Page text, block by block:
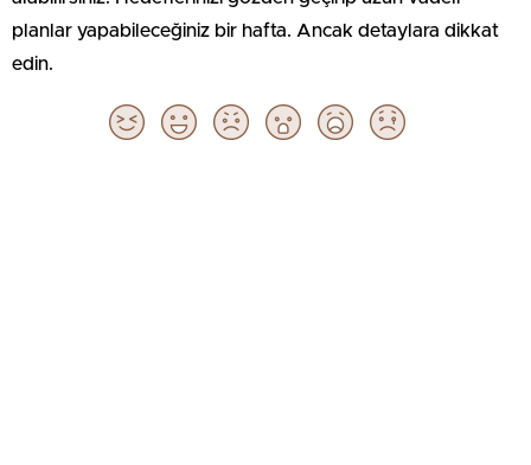
planlar yapabileceğiniz bir hafta. Ancak detaylara dikkat
edin.